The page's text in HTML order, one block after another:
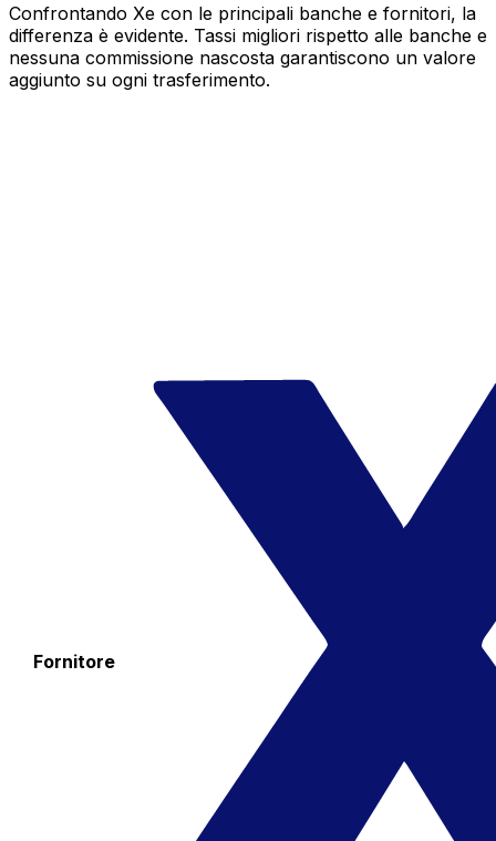
Confrontando Xe con le principali banche e fornitori, la
differenza è evidente. Tassi migliori rispetto alle banche e
nessuna commissione nascosta garantiscono un valore
aggiunto su ogni trasferimento.
Fornitore